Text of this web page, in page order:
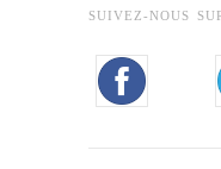
SUIVEZ-NOUS